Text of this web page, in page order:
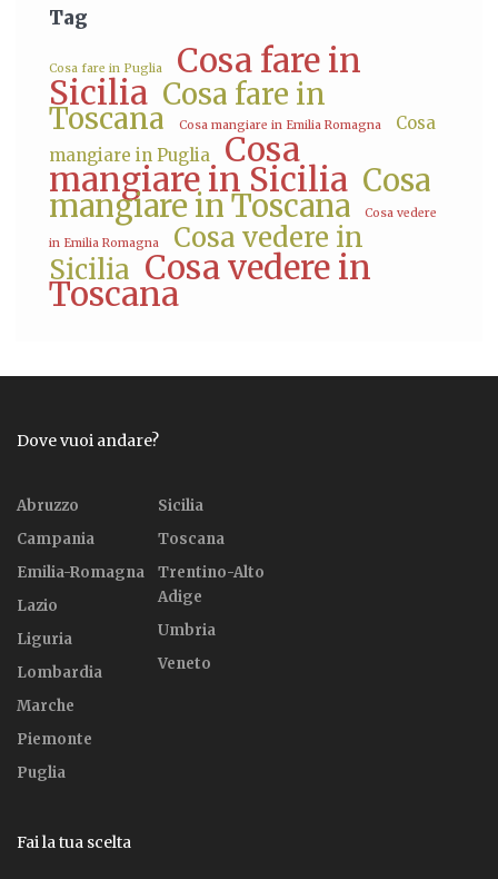
Tag
Cosa fare in Puglia Cosa fare in
Sicilia Cosa fare in
Toscana Cosa mangiare in Emilia Romagna
Cosa
mangiare in Puglia
Cosa
mangiare in Sicilia Cosa
mangiare in Toscana Cosa vedere
in Emilia Romagna
Cosa vedere in
Sicilia Cosa vedere in
Toscana
Dove vuoi andare?
Abruzzo
Campania
Emilia-Romagna
Lazio
Liguria
Lombardia
Marche
Piemonte
Puglia
Sicilia
Toscana
Trentino-Alto
Adige
Umbria
Veneto
Fai la tua scelta